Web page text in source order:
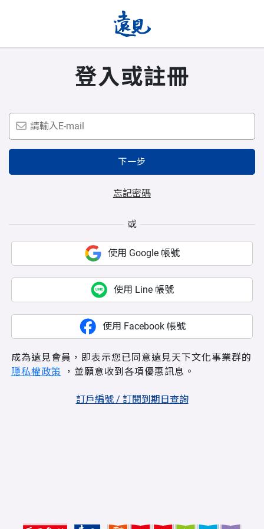
登入或註冊
下一步
忘記密碼
或
使用 Google 帳號
使用 Line 帳號
使用 Facebook 帳號
成為遠見會員，即表示您已同意遠見天下文化事業群的
隱私權政策 ，並願意收到各項優惠訊息。
訂戶編號 / 訂閱到期日查詢